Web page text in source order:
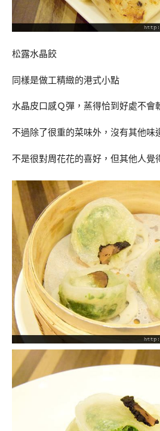
松露水晶餃
同樣是做工精緻的港式小點
水晶皮口感Ｑ彈，蒸得恰到好處不會
不過除了很重的菜味外，沒有其他味
不是很對周花花的喜好，但其他人覺